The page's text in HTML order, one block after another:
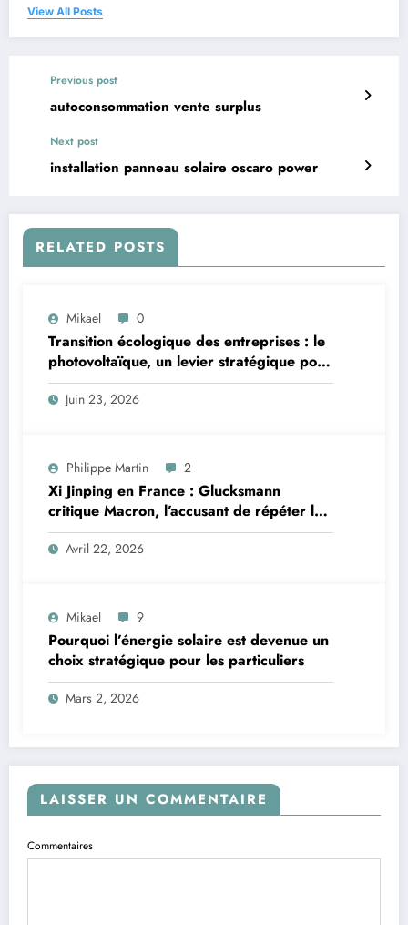
View All Posts
Previous post
autoconsommation vente surplus
Next post
installation panneau solaire oscaro power
RELATED POSTS
Mikael 0
Transition écologique des entreprises : le
photovoltaïque, un levier stratégique pour
les professionnels bretons
Juin 23, 2026
Philippe Martin 2
Xi Jinping en France : Glucksmann
critique Macron, l’accusant de répéter les
erreurs faites avec Poutine
Avril 22, 2026
Mikael 9
Pourquoi l’énergie solaire est devenue un
choix stratégique pour les particuliers
Mars 2, 2026
LAISSER UN COMMENTAIRE
Commentaires